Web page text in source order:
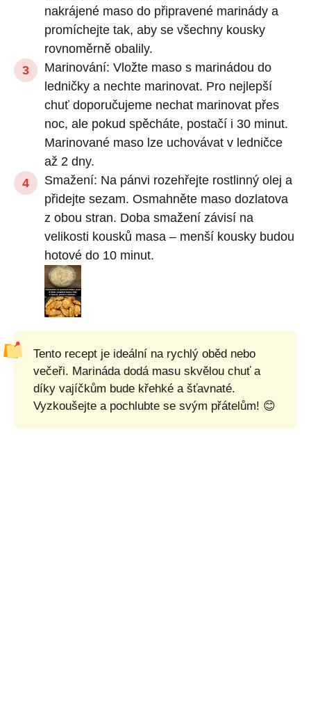
nakrájené maso do připravené marinády a
promíchejte tak, aby se všechny kousky
rovnoměrně obalily.
Marinování: Vložte maso s marinádou do
ledničky a nechte marinovat. Pro nejlepší
chuť doporučujeme nechat marinovat přes
noc, ale pokud spěcháte, postačí i 30 minut.
Marinované maso lze uchovávat v ledničce
až 2 dny.
Smažení: Na pánvi rozehřejte rostlinný olej a
přidejte sezam. Osmahněte maso dozlatova
z obou stran. Doba smažení závisí na
velikosti kousků masa – menší kousky budou
hotové do 10 minut.
Tento recept je ideální na rychlý oběd nebo
večeři. Marináda dodá masu skvělou chuť a
díky vajíčkům bude křehké a šťavnaté.
Vyzkoušejte a pochlubte se svým přátelům! 😊